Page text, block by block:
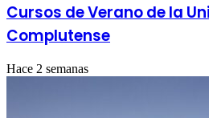
Cursos de Verano de la
Complutense
Hace 2 semanas